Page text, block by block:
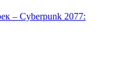
– Cyberpunk 2077: